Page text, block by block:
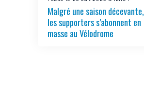
Malgré une saison décevante,
les supporters s’abonnent en
masse au Vélodrome